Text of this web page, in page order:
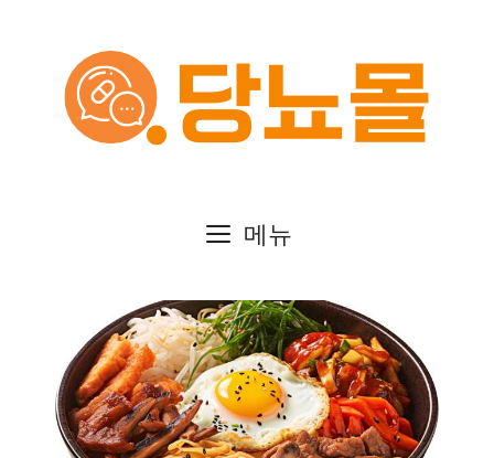
메뉴